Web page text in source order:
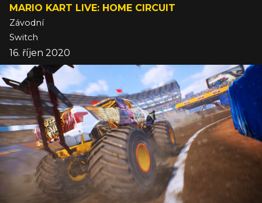
MARIO KART LIVE: HOME CIRCUIT
Závodní
Switch
16. říjen 2020